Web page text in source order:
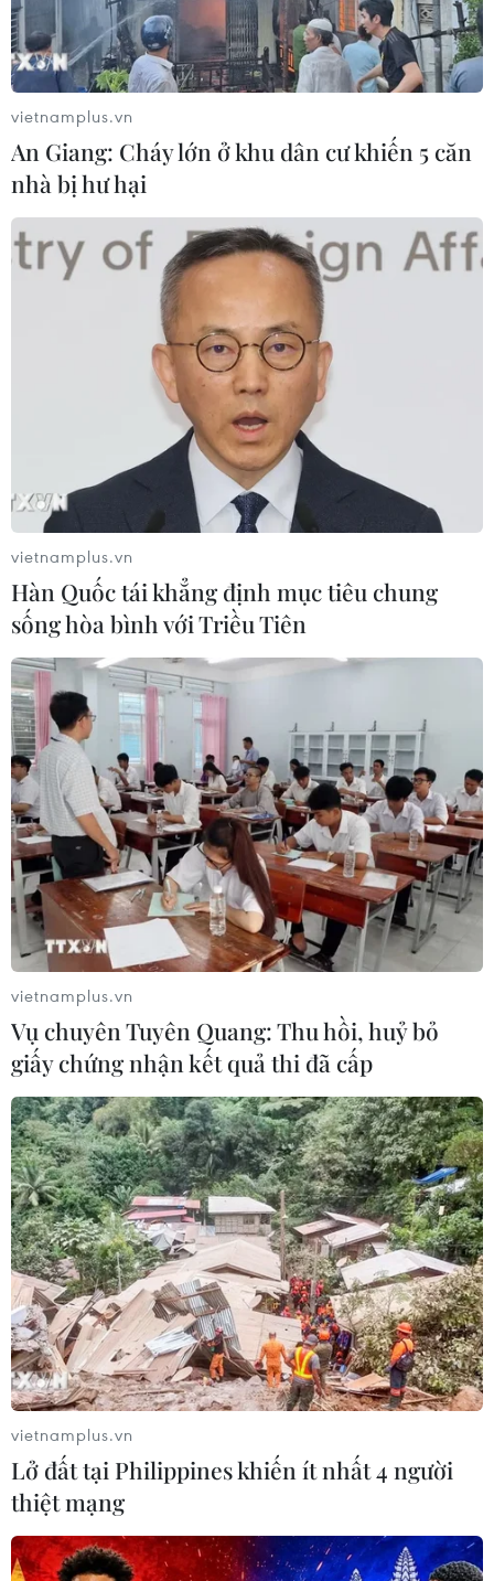
Xử lý nghiêm vụ trộn lõi pin, hóa chất để
"làm đẹp" càphê
Liên quan vụ trộn lõi pin, hóa chất "bẩn" vào phế phẩm
càphê tại Đắk Nông, Thứ trưởng Bộ Nông nghiệp và
Phát triển Nông thôn Trần Thanh Nam cho rằng cần
phải xử lý nghiêm để tạo sức răn đe.
Thông tin chính thức về vụ tẩm hóa chất
“bẩn” vào phế phẩm càphê
18/04/2018 14:46
Chiều 18/4, Ủy ban Nhân dân tỉnh Đắk Nông đã họp
báo để thông tin chính thức về vụ việc một cơ sở thu
mua nông sản tại thôn 13, xã Đắk Wer, huyện Đắk R’lấp
tẩm hóa chất “bẩn” vào phế phẩm càphê.
vietnamplus.vn
An Giang: Cháy lớn ở khu dân cư khiến 5 căn
nhà bị hư hại
vietnamplus.vn
Hàn Quốc tái khẳng định mục tiêu chung
sống hòa bình với Triều Tiên
vietnamplus.vn
Vụ chuyên Tuyên Quang: Thu hồi, huỷ bỏ
giấy chứng nhận kết quả thi đã cấp
vietnamplus.vn
Lở đất tại Philippines khiến ít nhất 4 người
thiệt mạng